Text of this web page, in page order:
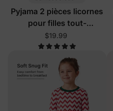
Pyjama 2 pièces licornes
pour filles tout-
petits/enfants
$19.99